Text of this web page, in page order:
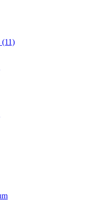
(11)